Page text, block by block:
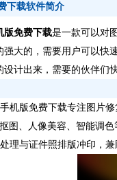
下载软件简介
版免费下载是一款可以对
大的，需要用户可以快
计出来，需要的伙伴们
版免费下载专注图片修
、人像美容、智能调色
与证件照排版冲印，兼